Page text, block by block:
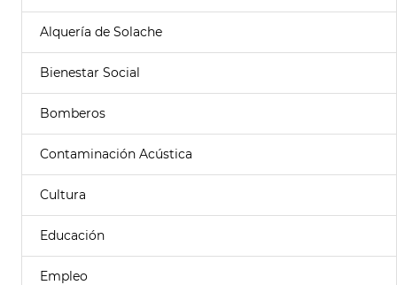
Alquería de Solache
Bienestar Social
Bomberos
Contaminación Acústica
Cultura
Educación
Empleo